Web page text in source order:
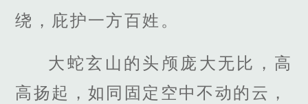
绕，庇护一方百姓。
大蛇玄山的头颅庞大无比，高
高扬起，如同固定空中不动的云，